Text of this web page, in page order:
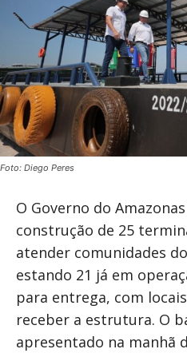
Foto: Diego Peres
O Governo do
construção de 25
atender comunidades
estando 21 já em
para entrega, com
receber a estrutura. O
apresentado na manhã